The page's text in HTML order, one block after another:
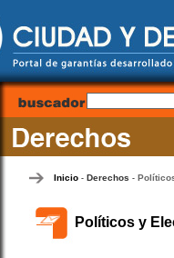
Inicio- Derechos -
Políticos y